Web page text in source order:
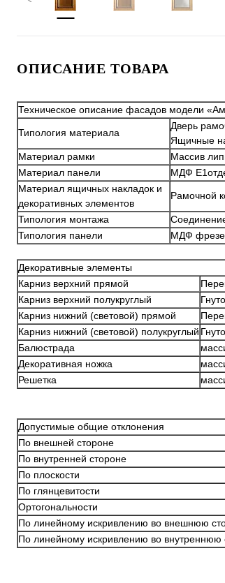
ОПИСАНИЕ ТОВАРА
Техническое описание фасадов модели
Типология материала
Дверь
Ящичные
Материал рамки
Массив
Материал панели
МДФ
Материал ящичных накладок и
декоративных элементов
Рамочной
Типология монтажа
Типология панели
МДФ
Декоративные элементы
Карниз верхний прямой
Карниз верхний полукруглый
Карниз нижний (световой) прямой
Карниз нижний (световой) полукруглый
Балюстрада
Декоративная ножка
Решетка
Допустимые общие отклонения
По внешней стороне
По внутренней стороне
По плоскости
По глянцевитости
Ортогональности
По линейному искривлению во внешнюю
По линейному искривлению во внутреннюю